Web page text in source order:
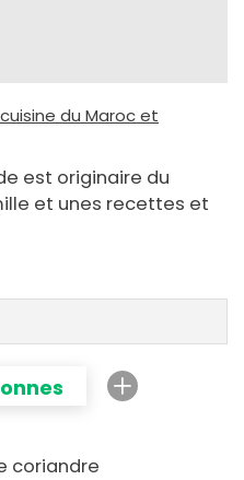
du Maroc et
est originaire du
et unes recettes et
coriandre